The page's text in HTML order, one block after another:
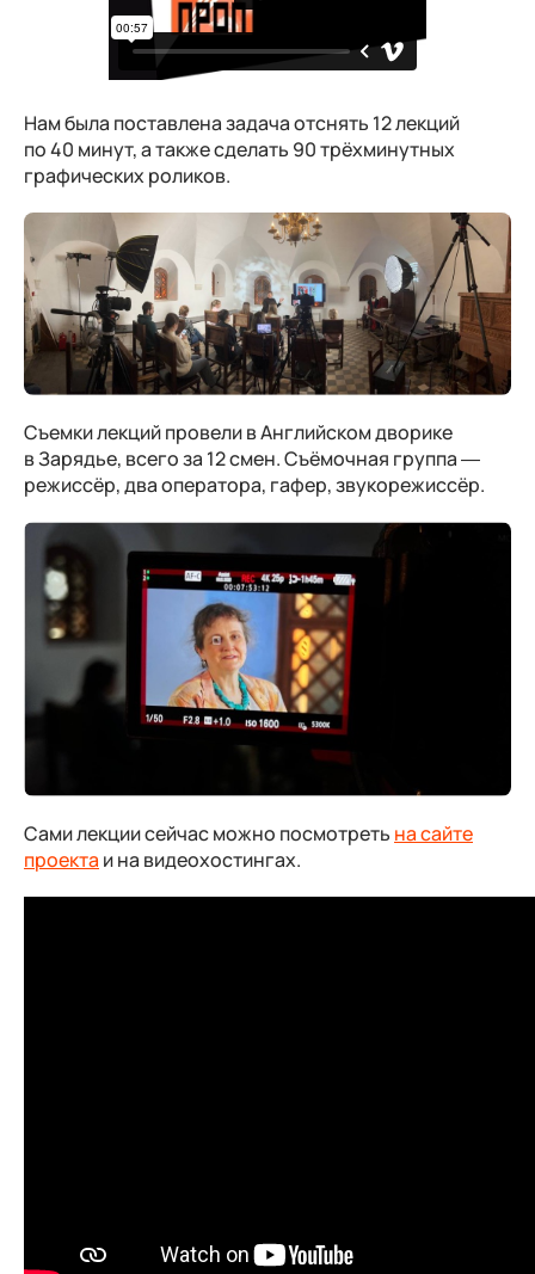
Нам была поставлена задача отснять 12 лекций
по 40 минут, а также сделать 90 трёхминутных
графических роликов.
Съемки лекций провели в Английском дворике
в Зарядье, всего за 12 смен. Съёмочная группа —
режиссёр, два оператора, гафер, звукорежиссёр.
Сами лекции сейчас можно посмотреть на сайте
проекта и на видеохостингах.